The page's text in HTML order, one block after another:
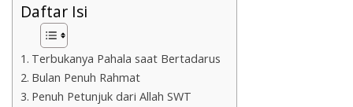
Daftar Isi
Terbukanya Pahala saat Bertadarus
Bulan Penuh Rahmat
Penuh Petunjuk dari Allah SWT